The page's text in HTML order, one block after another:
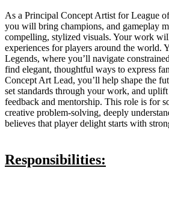
As a Principal Concept Artist for League
you will bring champions, and gameplay
compelling, stylized visuals. Your work
experiences for players around the world.
Legends, where you’ll navigate
find elegant, thoughtful ways to express
Concept Art Lead, you’ll help shape the
set standards through your work, and
feedback and mentorship. This role is for
creative problem-solving, deeply
believes that player delight starts with
Responsibilities: